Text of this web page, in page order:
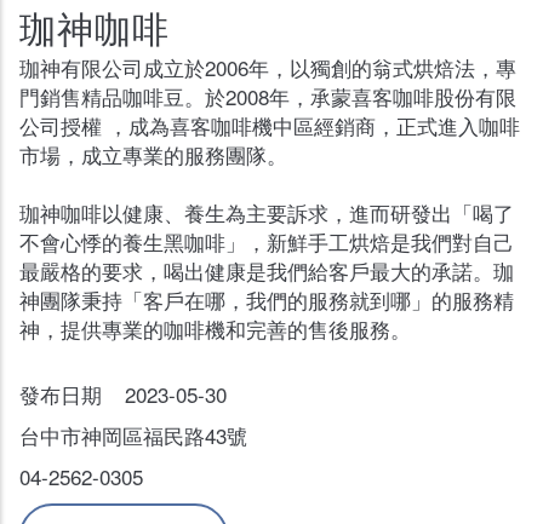
珈神咖啡
珈神有限公司成立於2006年，以獨創的翁式烘焙法，專
門銷售精品咖啡豆。於2008年，承蒙喜客咖啡股份有限
公司授權 ，成為喜客咖啡機中區經銷商，正式進入咖啡
市場，成立專業的服務團隊。
珈神咖啡以健康、養生為主要訴求，進而研發出「喝了
不會心悸的養生黑咖啡」，新鮮手工烘焙是我們對自己
最嚴格的要求，喝出健康是我們給客戶最大的承諾。珈
神團隊秉持「客戶在哪，我們的服務就到哪」的服務精
神，提供專業的咖啡機和完善的售後服務。
發布日期 2023-05-30
台中市神岡區福民路43號
04-2562-0305